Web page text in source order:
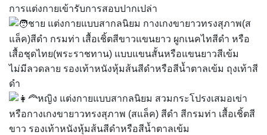
การแต่งกายเข้ารับการสอบปากเปล่า
ชาย แต่งกายแบบสากลนิยม กางเกงขายาวทรงสุภาพ(ส
แล็ค)สีดำ กรมท่า เสื้อเชิ้ตสีขาวแขนยาว ผูกเนคไทสีดำ หรือ
เสื้อชุดไทย(พระราชทาน) แบบแขนสั้นหรือแขนยาวสีเข้ม
ไม่มีลวดลาย รองเท้าหนังหุ้มส้นสีดำหรือสีน้ำตาลเข้ม ถุงเท้าสี
ดำ
หญิง แต่งกายแบบสากลนิยม สวมกระโปรงเสมอเข่า
หรือกางเกงขายาวทรงสุภาพ (สแล็ค) สีดำ สีกรมท่า เสื้อเชิ้ตสี
ขาว รองเท้าหนังหุ้มส้นสีดำหรือสีน้ำตาลเข้ม